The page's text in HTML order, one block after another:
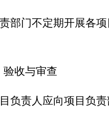
部门不定期开展各
验收与审查
负责人应向项目负责